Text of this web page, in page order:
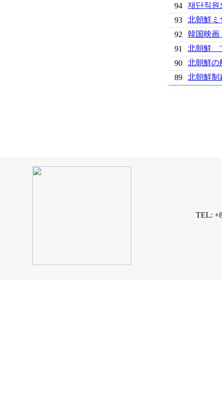
94
재단직원
93
北朝鮮
92
韓国映
91
北朝鮮
90
北朝鮮
89
北朝鮮制
TEL: